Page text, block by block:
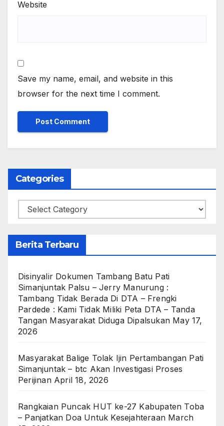
Website
Save my name, email, and website in this
browser for the next time I comment.
Categories
Categories
Berita Terbaru
Disinyalir Dokumen Tambang Batu Pati
Simanjuntak Palsu – Jerry Manurung :
Tambang Tidak Berada Di DTA – Frengki
Pardede : Kami Tidak Miliki Peta DTA – Tanda
Tangan Masyarakat Diduga Dipalsukan May 17,
2026
Masyarakat Balige Tolak Ijin Pertambangan Pati
Simanjuntak – btc Akan Investigasi Proses
Perijinan April 18, 2026
Rangkaian Puncak HUT ke-27 Kabupaten Toba
– Panjatkan Doa Untuk Kesejahteraan March